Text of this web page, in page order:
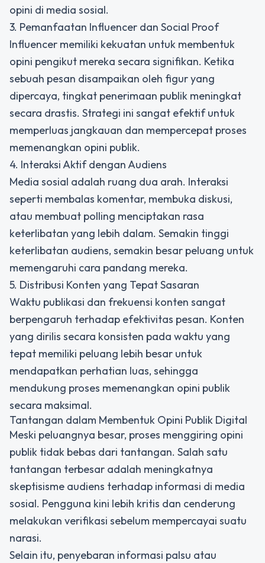
opini di media sosial.
3. Pemanfaatan Influencer dan Social Proof
Influencer memiliki kekuatan untuk membentuk
opini pengikut mereka secara signifikan. Ketika
sebuah pesan disampaikan oleh figur yang
dipercaya, tingkat penerimaan publik meningkat
secara drastis. Strategi ini sangat efektif untuk
memperluas jangkauan dan mempercepat proses
memenangkan opini publik.
4. Interaksi Aktif dengan Audiens
Media sosial adalah ruang dua arah. Interaksi
seperti membalas komentar, membuka diskusi,
atau membuat polling menciptakan rasa
keterlibatan yang lebih dalam. Semakin tinggi
keterlibatan audiens, semakin besar peluang untuk
memengaruhi cara pandang mereka.
5. Distribusi Konten yang Tepat Sasaran
Waktu publikasi dan frekuensi konten sangat
berpengaruh terhadap efektivitas pesan. Konten
yang dirilis secara konsisten pada waktu yang
tepat memiliki peluang lebih besar untuk
mendapatkan perhatian luas, sehingga
mendukung proses memenangkan opini publik
secara maksimal.
Tantangan dalam Membentuk Opini Publik Digital
Meski peluangnya besar, proses menggiring opini
publik tidak bebas dari tantangan. Salah satu
tantangan terbesar adalah meningkatnya
skeptisisme audiens terhadap informasi di media
sosial. Pengguna kini lebih kritis dan cenderung
melakukan verifikasi sebelum mempercayai suatu
narasi.
Selain itu, penyebaran informasi palsu atau